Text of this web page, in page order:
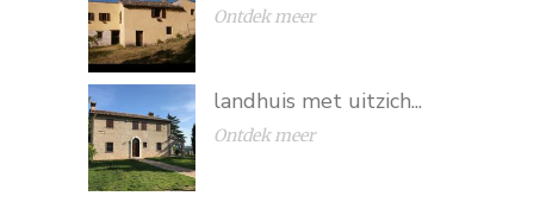
Ontdek meer
landhuis met uitzich...
Ontdek meer